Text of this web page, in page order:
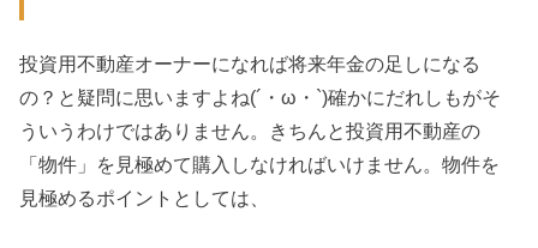
投資用不動産オーナーになれば将来年金の足しになる
の？と疑問に思いますよね(´・ω・`)確かにだれしもがそ
ういうわけではありません。きちんと投資用不動産の
「物件」を見極めて購入しなければいけません。物件を
見極めるポイントとしては、